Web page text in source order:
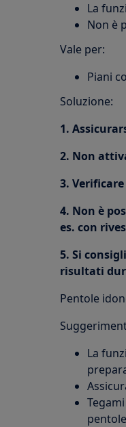
La
Non è
Vale per:
Piani
Soluzione:
1.
2. Non
3.
4. Non è
es. con
5. Si
risultati
Pentole
La